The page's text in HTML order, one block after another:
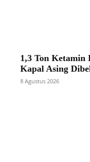
1,3 Ton Ketamin
Kapal Asing
8 Agustus 2026